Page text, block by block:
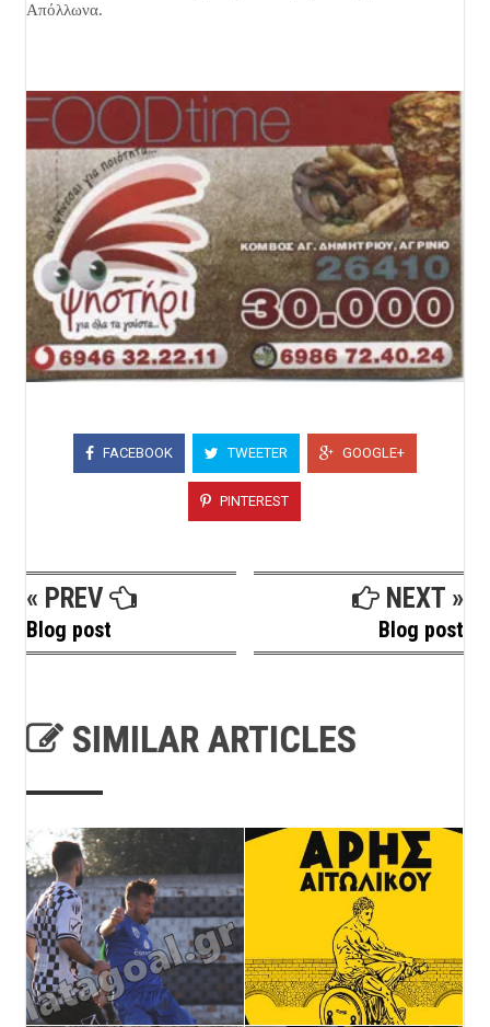
Απόλλωνα.
FACEBOOK TWEETER GOOGLE+
PINTEREST
« PREV
Blog post
NEXT »
Blog post
SIMILAR ARTICLES